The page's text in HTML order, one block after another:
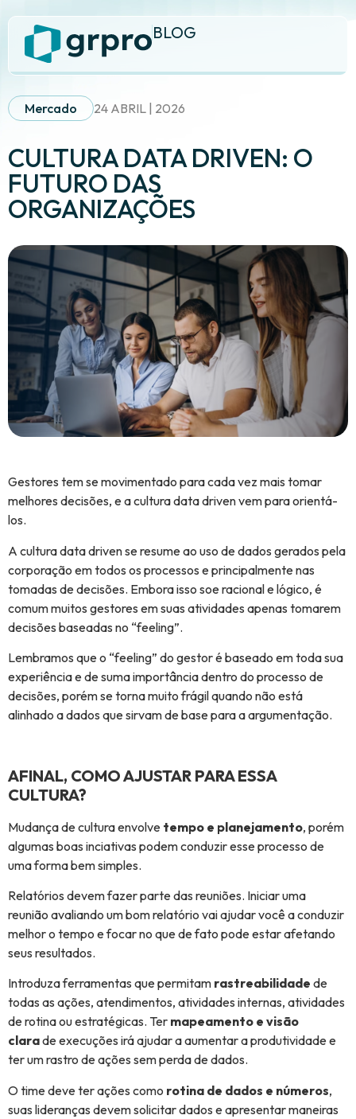
BLOG
Mercado 24 ABRIL | 2026
CULTURA DATA DRIVEN: O
FUTURO DAS
ORGANIZAÇÕES
Gestores tem se movimentado para cada vez mais tomar
melhores decisões, e a cultura data driven vem para orientá-
los.
A cultura data driven se resume ao uso de dados gerados pela
corporação em todos os processos e principalmente nas
tomadas de decisões. Embora isso soe racional e lógico, é
comum muitos gestores em suas atividades apenas tomarem
decisões baseadas no “feeling”.
Lembramos que o “feeling” do gestor é baseado em toda sua
experiência e de suma importância dentro do processo de
decisões, porém se torna muito frágil quando não está
alinhado a dados que sirvam de base para a argumentação.
AFINAL, COMO AJUSTAR PARA ESSA
CULTURA?
Mudança de cultura envolve tempo e planejamento, porém
algumas boas inciativas podem conduzir esse processo de
uma forma bem simples.
Relatórios devem fazer parte das reuniões. Iniciar uma
reunião avaliando um bom relatório vai ajudar você a conduzir
melhor o tempo e focar no que de fato pode estar afetando
seus resultados.
Introduza ferramentas que permitam rastreabilidade de
todas as ações, atendimentos, atividades internas, atividades
de rotina ou estratégicas. Ter mapeamento e visão
clarade execuções irá ajudar a aumentar a produtividade e
ter um rastro de ações sem perda de dados.
O time deve ter ações como rotina de dados e números,
suas lideranças devem solicitar dados e apresentar maneiras